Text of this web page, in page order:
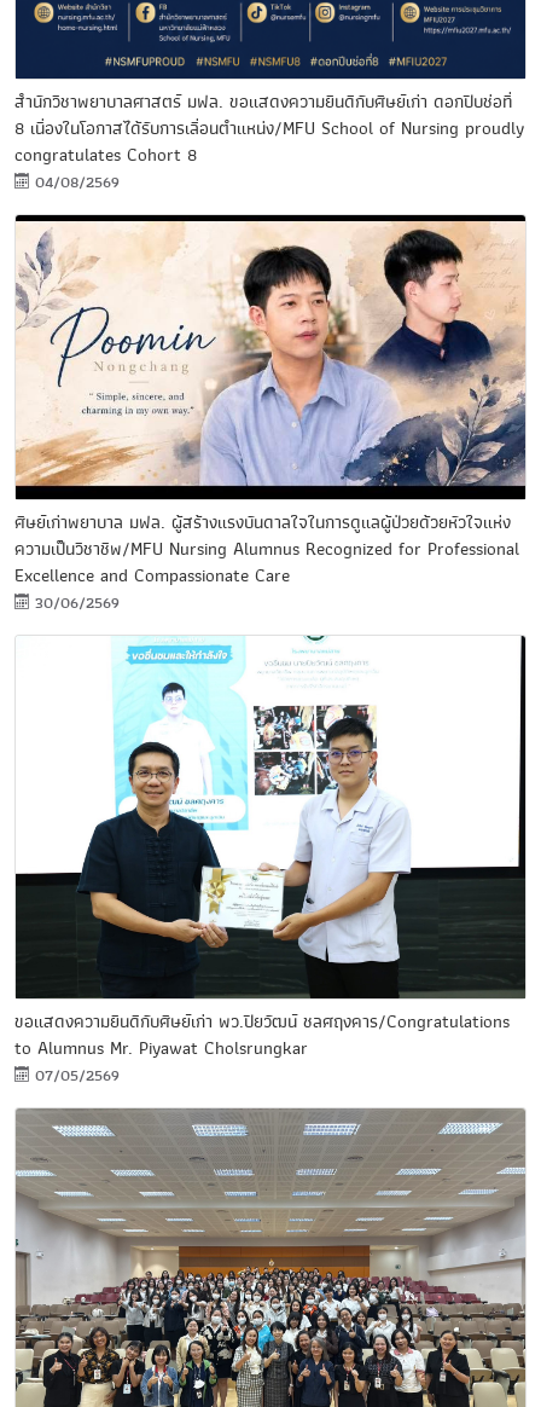
สำนักวิชาพยาบาลศาสตร์ มฟล. ขอแสดงความยินดีกับศิษย์เก่า ดอกปีบช่อที่
8 เนื่องในโอกาสได้รับการเลื่อนตำแหน่ง/MFU School of Nursing proudly
congratulates Cohort 8
04/08/2569
ศิษย์เก่าพยาบาล มฟล. ผู้สร้างแรงบันดาลใจในการดูแลผู้ป่วยด้วยหัวใจแห่ง
ความเป็นวิชาชีพ/MFU Nursing Alumnus Recognized for Professional
Excellence and Compassionate Care
30/06/2569
ขอแสดงความยินดีกับศิษย์เก่า พว.ปิยวัฒน์ ชลศฤงคาร/Congratulations
to Alumnus Mr. Piyawat Cholsrungkar
07/05/2569